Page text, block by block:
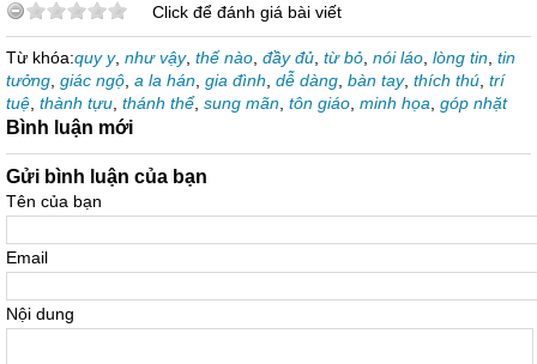
Click để đánh giá bài viết
Từ khóa:quy y, như vậy, thế nào đầy đủ từ bỏ nói láo lòng tin tin
tưởng giác ngộ a la hán gia đình dễ dàng bàn tay, thích thú trí
tuệ thành tựu thánh thể, sung mãn tôn giáo minh họa góp nhặt
Bình luận mới
Gửi bình luận của bạn
Tên của bạn
Email
Nội dung